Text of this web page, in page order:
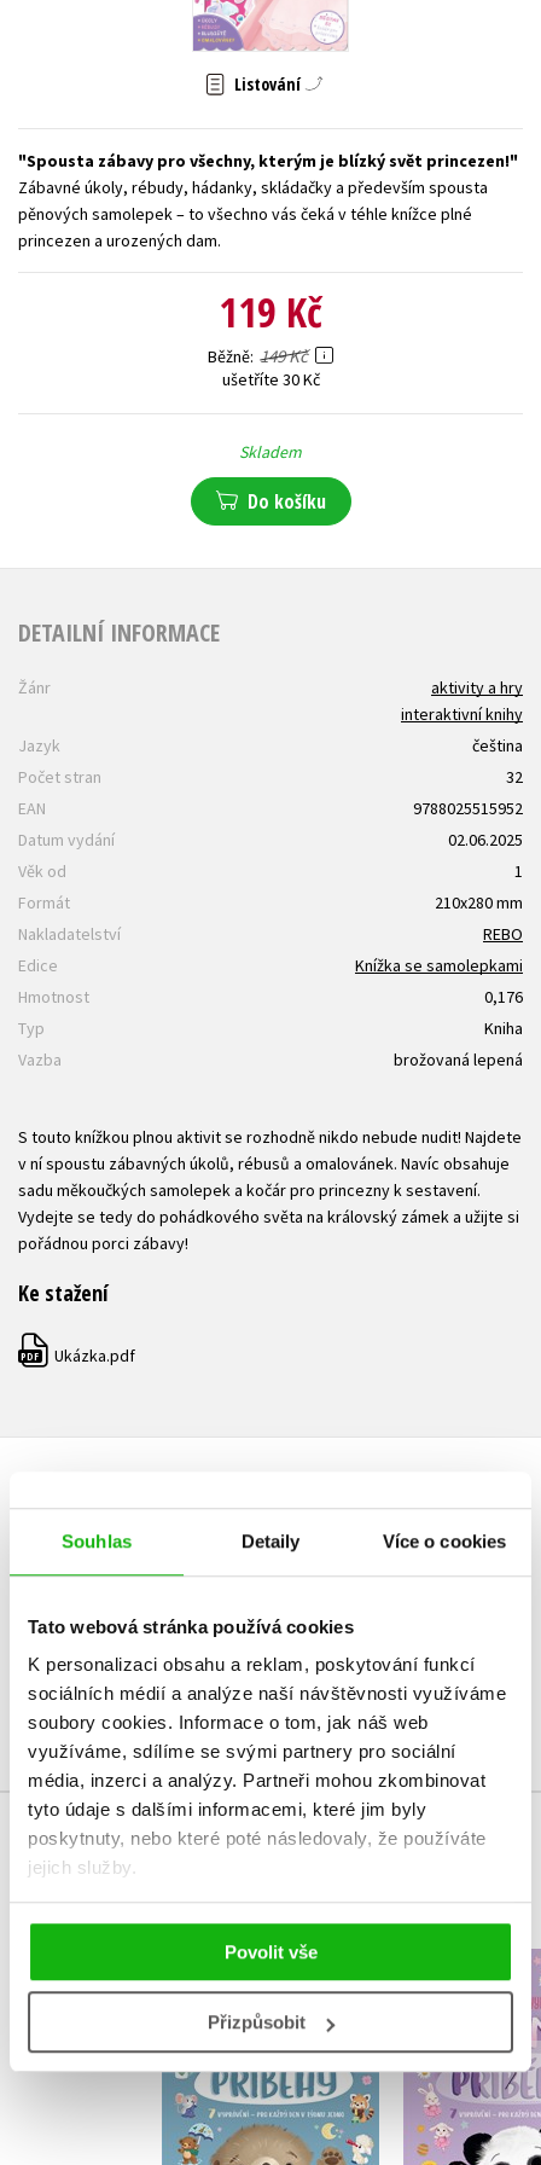
Souhlas Detaily Více o cookies
Tato webová stránka používá cookies
K personalizaci obsahu a reklam, poskytování funkcí
sociálních médií a analýze naší návštěvnosti využíváme
soubory cookies. Informace o tom, jak náš web
využíváme, sdílíme se svými partnery pro sociální
média, inzerci a analýzy. Partneři mohou zkombinovat
tyto údaje s dalšími informacemi, které jim byly
poskytnuty, nebo které poté následovaly, že používáte
jejich služby.
Povolit vše
Přizpůsobit
Zahraniční literatura
Všechny tituly
Listování
Spousta zábavy pro všechny, kterým je blízký svět princezen!
Zábavné úkoly, rébudy, hádanky, skládačky a především spousta
pěnových samolepek – to všechno vás čeká v téhle knížce plné
princezen a urozených dam.
119 Kč
Běžně 149 Kč
ušetříte 30 Kč
Skladem
Do košíku
DETAILNÍ INFORMACE
Žánr
aktivity a hry
interaktivní knihy
Jazyk
čeština
Počet stran
32
EAN
9788025515952
Datum vydání
02.06.2025
Věk od
1
Formát
210x280 mm
Nakladatelství
REBO
Edice
Knížka se samolepkami
Hmotnost
0,176
Typ
Kniha
Vazba
brožovaná lepená
S touto knížkou plnou aktivit se rozhodně nikdo nebude nudit! Najdete
v ní spoustu zábavných úkolů, rébusů a omalovánek. Navíc obsahuje
sadu měkoučkých samolepek a kočár pro princezny k sestavení.
Vydejte se tedy do pohádkového světa na královský zámek a užijte si
pořádnou porci zábavy!
Ke stažení
PDF Ukázka.pdf
HODNOCENÍ ČTENÁŘŮ
V současné době nejsou vytvořena žádná uživatelská hodnocení.
Vaše hodnocení
Uživatelskou recenzi mohou vkládat pouze registrovaní uživatelé
Přihlásit
MOHLO BY VÁS TAKÉ ZAJÍMAT
Mazlivé příběhy
Claire Mowat
,
James Phoenix
Hannah
,
Millie
Millie
Claire
,
James